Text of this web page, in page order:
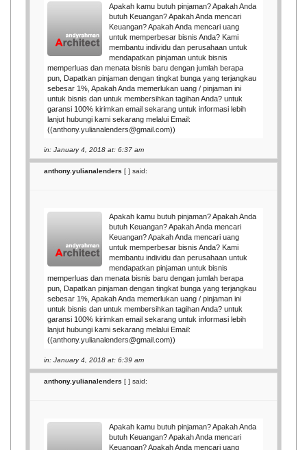
Apakah kamu butuh pinjaman? Apakah Anda
butuh Keuangan? Apakah Anda mencari
Keuangan? Apakah Anda mencari uang
untuk memperbesar bisnis Anda? Kami
membantu individu dan perusahaan untuk
mendapatkan pinjaman untuk bisnis
memperluas dan menata bisnis baru dengan jumlah berapa
pun, Dapatkan pinjaman dengan tingkat bunga yang terjangkau
sebesar 1%, Apakah Anda memerlukan uang / pinjaman ini
untuk bisnis dan untuk membersihkan tagihan Anda? untuk
garansi 100% kirimkan email sekarang untuk informasi lebih
lanjut hubungi kami sekarang melalui Email:
((anthony.yulianalenders@gmail.com))
in: January 4, 2018 at: 6:37 am
anthony.yulianalenders [] said:
Apakah kamu butuh pinjaman? Apakah Anda
butuh Keuangan? Apakah Anda mencari
Keuangan? Apakah Anda mencari uang
untuk memperbesar bisnis Anda? Kami
membantu individu dan perusahaan untuk
mendapatkan pinjaman untuk bisnis
memperluas dan menata bisnis baru dengan jumlah berapa
pun, Dapatkan pinjaman dengan tingkat bunga yang terjangkau
sebesar 1%, Apakah Anda memerlukan uang / pinjaman ini
untuk bisnis dan untuk membersihkan tagihan Anda? untuk
garansi 100% kirimkan email sekarang untuk informasi lebih
lanjut hubungi kami sekarang melalui Email:
((anthony.yulianalenders@gmail.com))
in: January 4, 2018 at: 6:39 am
anthony.yulianalenders [] said:
Apakah kamu butuh pinjaman? Apakah Anda
butuh Keuangan? Apakah Anda mencari
Keuangan? Apakah Anda mencari uang